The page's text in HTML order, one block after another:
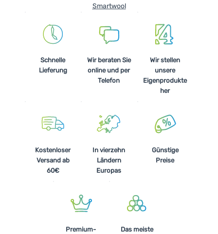
Smartwool
Schnelle
Lieferung
Wir beraten Sie
online und per
Telefon
Wir stellen
unsere
Eigenprodukte
her
Kostenloser
Versand ab
60€
In vierzehn
Ländern
Europas
Günstige
Preise
Premium-
Das meiste